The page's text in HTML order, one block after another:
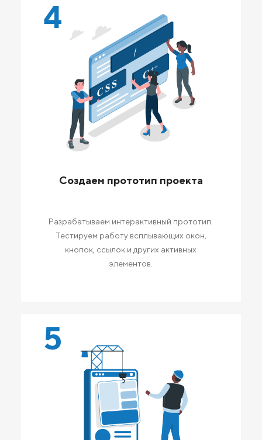
4
Создаем прототип проекта
Разрабатываем интерактивный прототип.
Тестируем работу всплывающих окон,
кнопок, ссылок и других активных
элементов.
5